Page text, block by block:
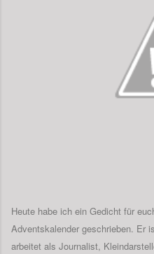
Heute habe ich ein Gedicht für
Adventskalender geschrieben. Er
arbeitet als Journalist,